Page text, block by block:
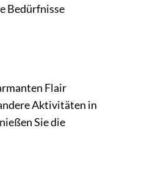
Bedürfnisse
Flair
Aktivitäten in
Sie die